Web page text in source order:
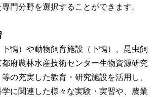
門分野を選択することができます。
鴨）や動物飼育施設（下鴨）、昆虫飼
府農林水産技術センター生物資源研究
の充実した教育・研究施設を活用し、
に関連した様々な実験・実習や、農業